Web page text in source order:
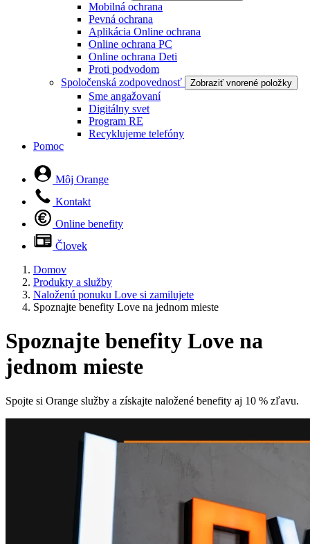
Mobilná ochrana
Pevná ochrana
Aplikácia Online ochrana
Online ochrana PC
Online ochrana Deti
Proti podvodom
Spoločenská zodpovednosť
Zobraziť vnorené položky
Sme angažovaní
Digitálny svet
Program RE
Recyklujeme telefóny
Pomoc
Môj Orange
Kontakt
Online benefity
Človek
Domov
Produkty a služby
Naloženú ponuku Love si zamilujete
Spoznajte benefity Love na jednom mieste
Spoznajte benefity Love na
jednom mieste
Spojte si Orange služby a získajte naložené benefity aj 10 % zľavu.